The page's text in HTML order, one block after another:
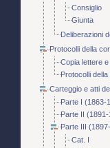
Consiglio
Giunta
Deliberazioni
Protocolli della
Copia lettere
Protocolli
Carteggio e atti
Parte I (1863-
Parte II (1891-
Parte III
Cat. I